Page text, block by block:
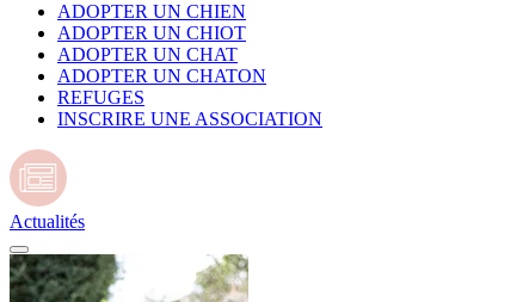
ADOPTER UN CHIEN
ADOPTER UN CHIOT
ADOPTER UN CHAT
ADOPTER UN CHATON
REFUGES
INSCRIRE UNE ASSOCIATION
Actualités